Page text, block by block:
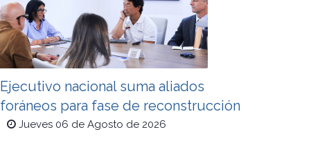
Ejecutivo nacional suma aliados
foráneos para fase de reconstrucción
Jueves 06 de Agosto de 2026